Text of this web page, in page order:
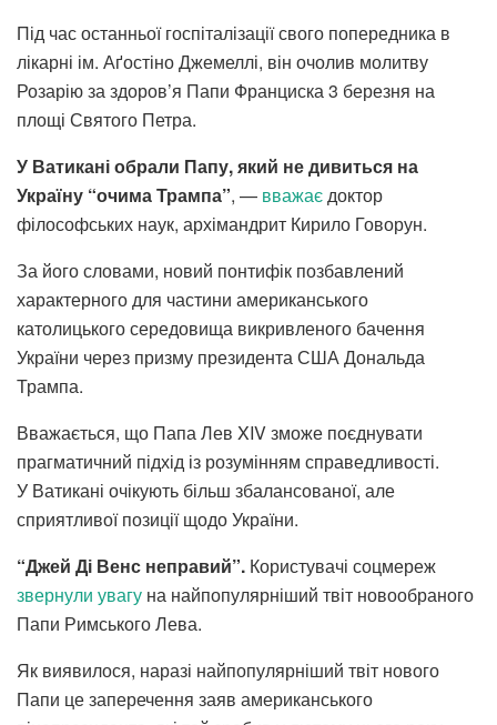
Під час останньої госпіталізації свого попередника в
лікарні ім. Аґостіно Джемеллі, він очолив молитву
Розарію за здоров’я Папи Франциска 3 березня на
площі Святого Петра.
У Ватикані обрали Папу, який не дивиться на
Україну “очима Трампа”, — вважаєдоктор
філософських наук, архімандрит Кирило Говорун.
За його словами, новий понтифік позбавлений
характерного для частини американського
католицького середовища викривленого бачення
України через призму президента США Дональда
Трампа.
Вважається, що Папа Лев XIV зможе поєднувати
прагматичний підхід із розумінням справедливості.
У Ватикані очікують більш збалансованої, але
сприятливої позиції щодо України.
“Джей Ді Венс неправий”. Користувачі соцмереж
звернули увагу на найпопулярніший твіт новообраного
Папи Римського Лева.
Як виявилося, наразі найпопулярніший твіт нового
Папи це заперечення заяв американського